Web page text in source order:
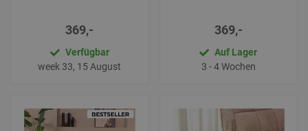
369,-
Verfügbar
week 33, 15 August
369,-
Auf Lager
3 - 4 Wochen